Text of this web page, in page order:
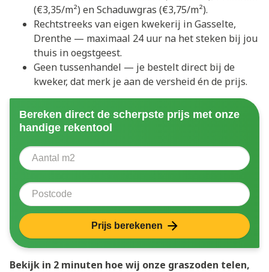
(€3,35/m²) en Schaduwgras (€3,75/m²).
Rechtstreeks van eigen kwekerij in Gasselte,
Drenthe — maximaal 24 uur na het steken bij jou
thuis in oegstgeest.
Geen tussenhandel — je bestelt direct bij de
kweker, dat merk je aan de versheid én de prijs.
Bereken direct de scherpste prijs met onze
handige rekentool
Aantal vierkante meter
Postcode
Prijs berekenen
Bekijk in 2 minuten hoe wij onze graszoden telen,